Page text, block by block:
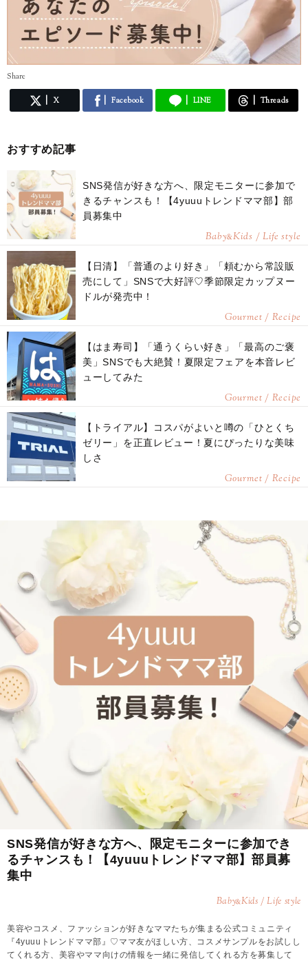
Share
X Facebook LINE Threads
おすすめ記事
SNS発信が好きな方へ、限定モニターに参加で
きるチャンスも！【4yuuuトレンドママ部】部
員募集中
Baby&Kids / Life style
【日清】「普通のより好き」「頼むから常設販
売にして」SNSで大好評♡季節限定カップヌー
ドルが発売中！
Gourmet / Recipe
【はま寿司】「通うくらい好き」「最高のご褒
美」SNSでも大絶賛！夏限定フェアを本音レビ
ューしてみた
Gourmet / Recipe
【トライアル】コスパがよいと噂の「ひとくち
ゼリー」を正直レビュー！夏にぴったりな美味
しさ
Gourmet / Recipe
SNS発信が好きな方へ、限定モニターに参加でき
るチャンスも！【4yuuuトレンドママ部】部員募
集中
Baby&Kids / Life style
美容やコスメ、ファッションが好きなママたちが集まる公式コミュニティ
『4yuuuトレンドママ部』♡ママ友がほしい方、コスメサンプルをお試しし
てくれる方、美容やママ向けの情報を一緒に発信してくれる方を募集して